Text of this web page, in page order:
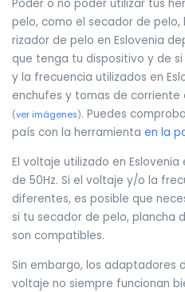
Poder o no poder utilizar tus
pelo, como el secador de pelo,
rizador de pelo en Eslovenia
que tenga tu dispositivo y de
y la frecuencia utilizados en
enchufes y tomas de corriente
(ver imágenes). Puedes
país con la herramienta en la
El voltaje utilizado en
de 50Hz. Si el voltaje y/o la
diferentes, es posible que
si tu secador de pelo, plancha
son compatibles.
Sin embargo, los adaptadores
voltaje no siempre funcionan